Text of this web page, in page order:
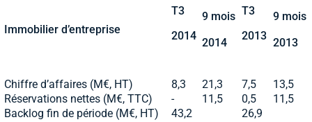
Immobilier d’entreprise
T3
2014
9 mois
2014
T3
2013
9 mois
2013
Chiffre d’affaires (M€, HT) 8,3 21,3 7,5
13,5
Réservations nettes (M€, TTC)
- 11,5 0,5
11,5
Backlog fin de période (M€, HT)
43,2 26,9